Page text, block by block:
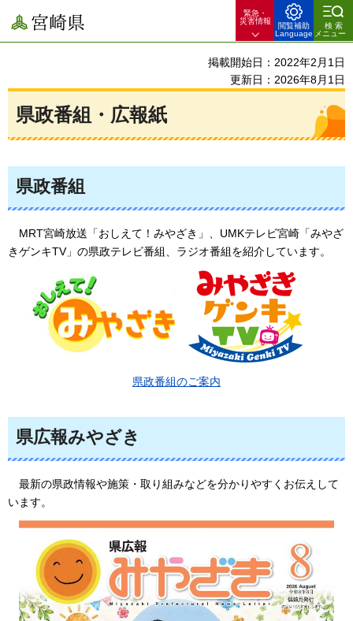
宮崎県
緊急・
災害情報
閲覧補助
Language
検索
メニュー
掲載開始日：2022年2月1日
更新日：2026年8月1日
県政番組・広報紙
県政番組
MRT宮崎放送「おしえて！みやざき」、UMKテレビ宮崎「みやざ
きゲンキTV」の県政テレビ番組、ラジオ番組を紹介しています。
県政番組のご案内
県広報みやざき
最新の県政情報や施策・取り組みなどを分かりやすくお伝えして
います。